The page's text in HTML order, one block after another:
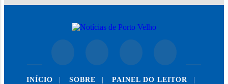
INÍCIO SOBRE PAINEL DO LEITOR